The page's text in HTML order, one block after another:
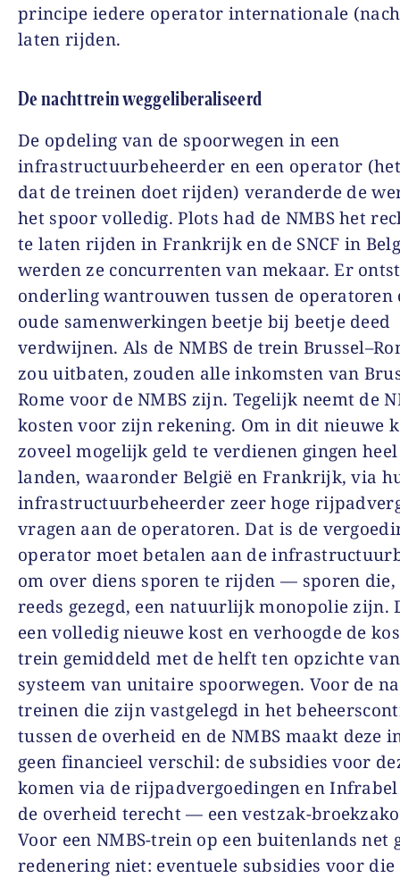
principe iedere operator internationale
laten rijden.
De nachttrein weggeliberaliseerd
De opdeling van de spoorwegen in een
infrastructuurbeheerder en een operator
dat de treinen doet rijden) veranderde de
het spoor volledig. Plots had de NMBS het
te laten rijden in Frankrijk en de SNCF in
werden ze concurrenten van mekaar. Er
onderling wantrouwen tussen de operatoren
oude samenwerkingen beetje bij beetje deed
verdwijnen. Als de NMBS de trein
zou uitbaten, zouden alle inkomsten van
Rome voor de NMBS zijn. Tegelijk neemt de
kosten voor zijn rekening. Om in dit nieuwe
zoveel mogelijk geld te verdienen gingen
landen, waaronder België en Frankrijk, via
infrastructuurbeheerder zeer hoge
vragen aan de operatoren. Dat is de
operator moet betalen aan de
om over diens sporen te rijden — sporen die,
reeds gezegd, een natuurlijk monopolie zijn.
een volledig nieuwe kost en verhoogde de
trein gemiddeld met de helft ten opzichte
systeem van unitaire spoorwegen. Voor de
treinen die zijn vastgelegd in het
tussen de overheid en de NMBS maakt deze
geen financieel verschil: de subsidies voor
komen via de rijpadvergoedingen en
de overheid terecht — een vestzak-
Voor een NMBS-trein op een buitenlands net
redenering niet: eventuele subsidies voor